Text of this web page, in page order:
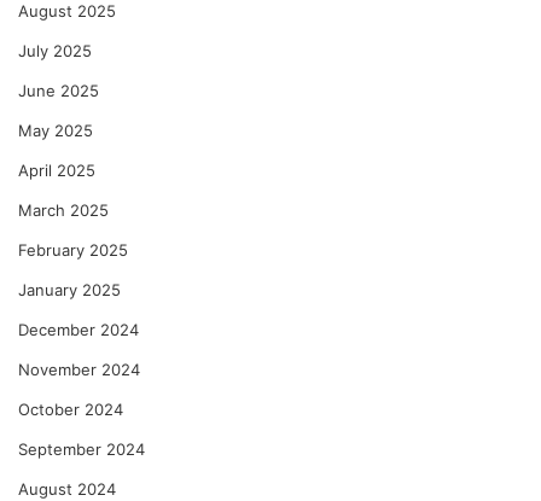
August 2025
July 2025
June 2025
May 2025
April 2025
March 2025
February 2025
January 2025
December 2024
November 2024
October 2024
September 2024
August 2024